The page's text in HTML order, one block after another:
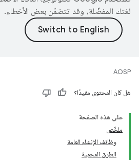
لغتك المفضّلة، وقد تتضمّن بعض الأخطاء.
AOSP
هل كان المحتوى مفيدًا؟
على هذه الصفحة
ملخّص
وظائف الإنشاء العامة
الطرق المحمية